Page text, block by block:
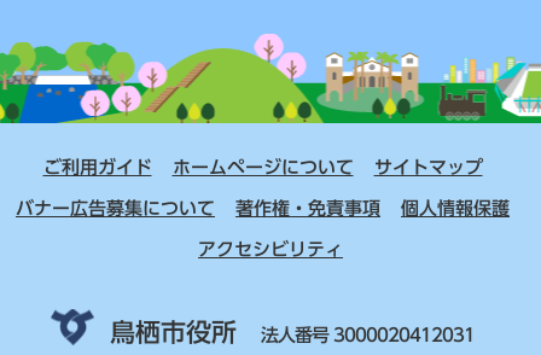
ご利用ガイド ホームページについて サイトマップ
バナー広告募集について 著作権・免責事項 個人情報保護
アクセシビリティ
鳥栖市役所 法人番号 3000020412031